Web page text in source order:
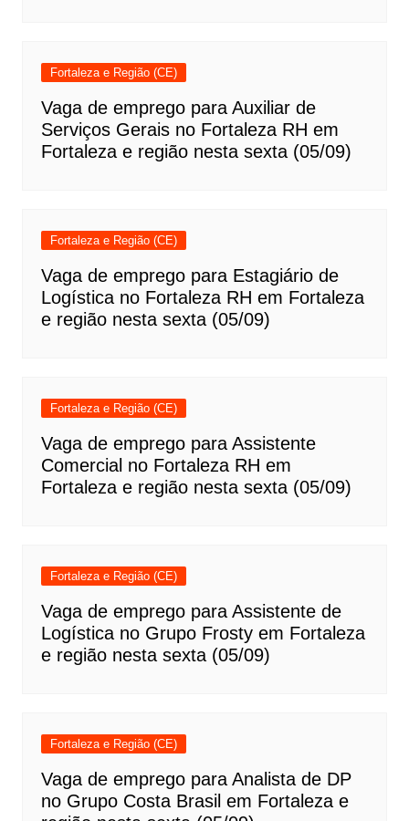
Fortaleza e Região (CE)
Vaga de emprego para Auxiliar de
Serviços Gerais no Fortaleza RH em
Fortaleza e região nesta sexta (05/09)
Fortaleza e Região (CE)
Vaga de emprego para Estagiário de
Logística no Fortaleza RH em Fortaleza
e região nesta sexta (05/09)
Fortaleza e Região (CE)
Vaga de emprego para Assistente
Comercial no Fortaleza RH em
Fortaleza e região nesta sexta (05/09)
Fortaleza e Região (CE)
Vaga de emprego para Assistente de
Logística no Grupo Frosty em Fortaleza
e região nesta sexta (05/09)
Fortaleza e Região (CE)
Vaga de emprego para Analista de DP
no Grupo Costa Brasil em Fortaleza e